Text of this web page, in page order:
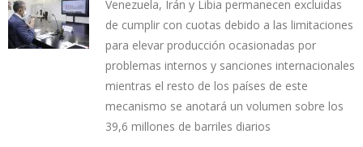
Venezuela, Irán y Libia permanecen excluidas
de cumplir con cuotas debido a las limitaciones
para elevar producción ocasionadas por
problemas internos y sanciones internacionales
mientras el resto de los países de este
mecanismo se anotará un volumen sobre los
39,6 millones de barriles diarios